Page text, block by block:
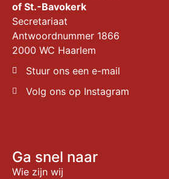
of St.-Bavokerk
Secretariaat
Antwoordnummer 1866
2000 WC Haarlem
Stuur ons een e-mail
Volg ons op Instagram
Ga snel naar
Wie zijn wij